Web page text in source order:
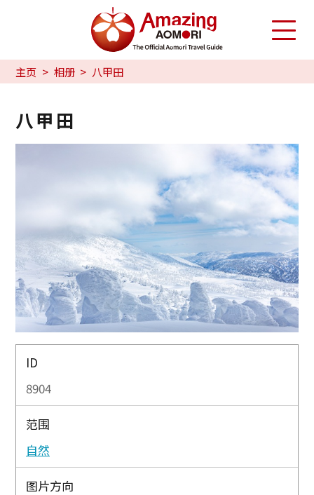
主页 相册 八甲田
八甲田
ID
8904
范围
自然
图片方向